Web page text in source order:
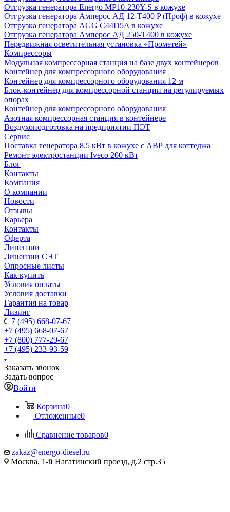
Отгрузка генератора Energo MP10-230Y-S в кожухе
Отгрузка генератора Амперос АД 12-Т400 P (Проф) в кожухе
Отгрузка генератора AGG C44D5A в кожухе
Отгрузка генератора Амперос АД 250-Т400 в кожухе
Передвижная осветительная установка «Прометей»
Компрессоры
Модульная компрессорная станция на базе двух контейнеров
Контейнер для компрессорного оборудования
Контейнер для компрессорного оборудования 12 м
Блок-контейнер для компрессорной станции на регулируемых
опорах
Контейнер для компрессорного оборудования
Азотная компрессорная станция в контейнере
Воздухоподготовка на предприятии ПЭТ
Сервис
Поставка генератора 8.5 кВт в кожухе с АВР для коттеджа
Ремонт электростанции Iveco 200 кВт
Блог
Контакты
Компания
О компании
Новости
Отзывы
Карьера
Контакты
Оферта
Лицензии
Лицензии СЭТ
Опросные листы
Как купить
Условия оплаты
Условия доставки
Гарантия на товар
Лизинг
+7 (495) 668-07-67
+7 (495) 668-07-67
+7 (800) 777-29-67
+7 (495) 233-93-59
Заказать звонок
Задать вопрос
Войти
Корзина0
Отложенные0
Сравнение товаров0
zakaz@energo-diesel.ru
Москва, 1-й Нагатинский проезд, д.2 стр.35